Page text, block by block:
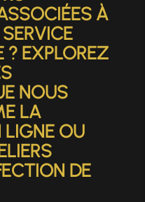
À
? EXPLOREZ
NOUS
LA
LIGNE OU
DE